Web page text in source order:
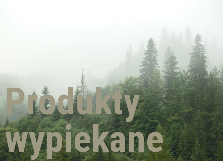
Produkty
wypiekane